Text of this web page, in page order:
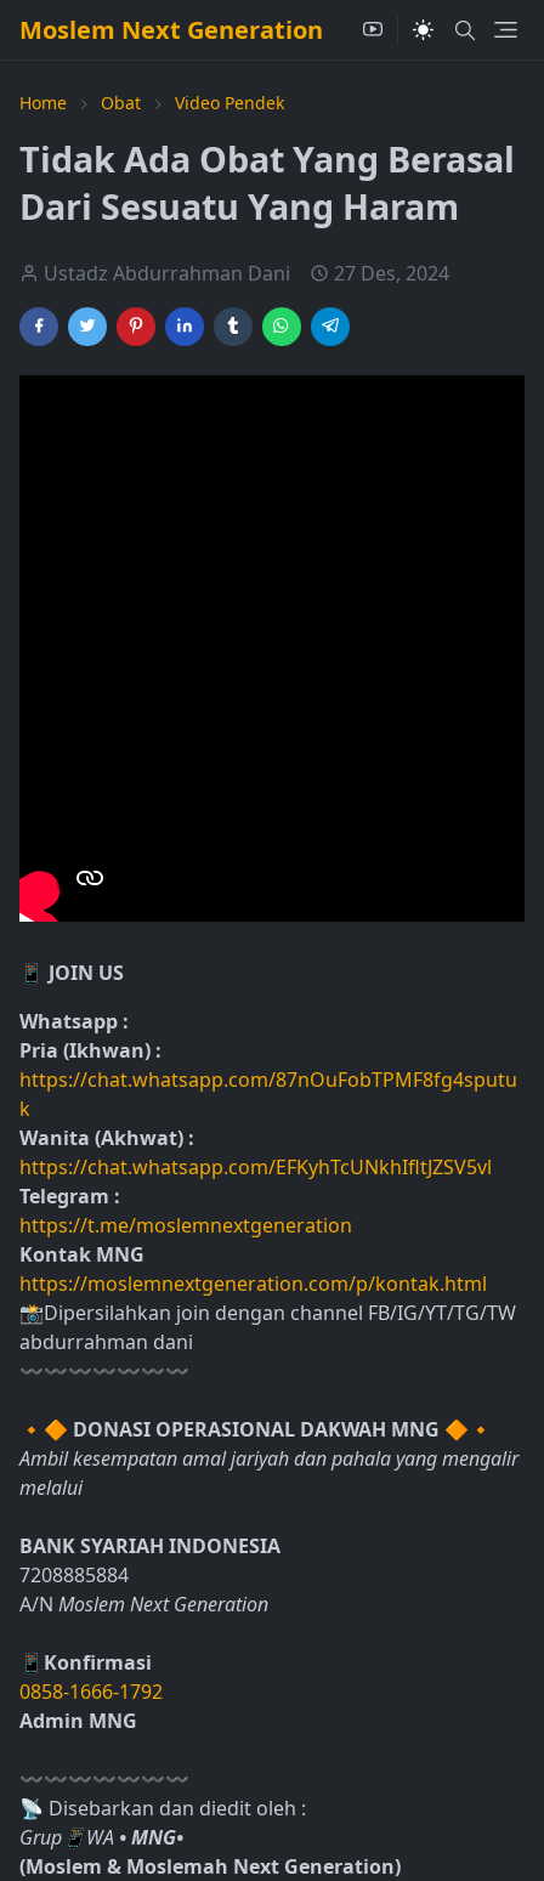
Moslem Next Generation
Home Obat Video Pendek
Tidak Ada Obat Yang Berasal
Dari Sesuatu Yang Haram
Ustadz Abdurrahman Dani 27 Des, 2024
📱 JOIN US
Whatsapp :
Pria (Ikhwan) :
https://chat.whatsapp.com/87nOuFobTPMF8fg4sputu
k
Wanita (Akhwat) :
https://chat.whatsapp.com/EFKyhTcUNkhIfltJZSV5vl
Telegram :
https://t.me/moslemnextgeneration
Kontak MNG
https://moslemnextgeneration.com/p/kontak.html
📸Dipersilahkan join dengan channel FB/IG/YT/TG/TW
abdurrahman dani
〰〰〰〰〰〰〰
🔸🔶 DONASI OPERASIONAL DAKWAH MNG 🔶🔸
Ambil kesempatan amal jariyah dan pahala yang mengalir
melalui
BANK SYARIAH INDONESIA
7208885884
A/N Moslem Next Generation
📱Konfirmasi
0858-1666-1792
Admin MNG
〰〰〰〰〰〰〰
📡 Disebarkan dan diedit oleh :
Grup📱WA • MNG•
(Moslem & Moslemah Next Generation)